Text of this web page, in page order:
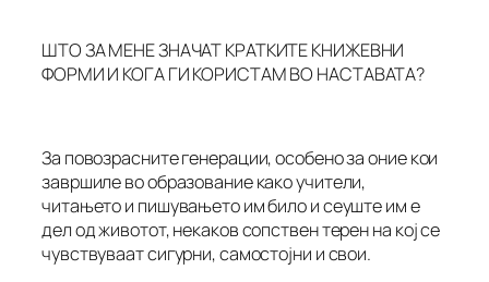
ШТО ЗА МЕНЕ ЗНАЧАТ КРАТКИТЕ КНИЖЕВНИ
ФОРМИ И КОГА ГИ КОРИСТАМ ВО НАСТАВАТА?
За повозрасните генерации, особено за оние кои
завршиле во образование како учители,
читањето и пишувањето им било и сеуште им е
дел од животот, некаков сопствен терен на кој се
чувствуваат сигурни, самостојни и свои.